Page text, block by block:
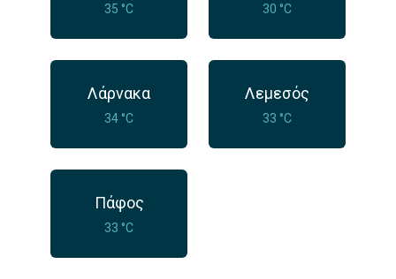
35 °C 30 °C
Λάρνακα
34 °C
Λεμεσός
33 °C
Πάφος
33 °C